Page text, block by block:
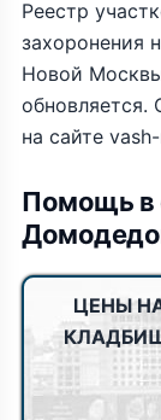
Реестр
захоронения
Новой
на сайте
Помощь в
ЦЕНЫ